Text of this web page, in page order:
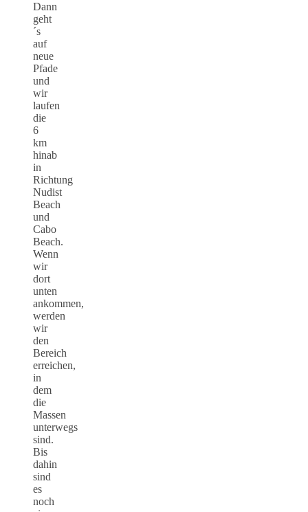
Dann
geht
´s
auf
neue
Pfade
und
wir
laufen
die
6
km
hinab
in
Richtung
Nudist
Beach
und
Cabo
Beach.
Wenn
wir
dort
unten
ankommen,
werden
wir
den
Bereich
erreichen,
in
dem
die
Massen
unterwegs
sind.
Bis
dahin
sind
es
noch